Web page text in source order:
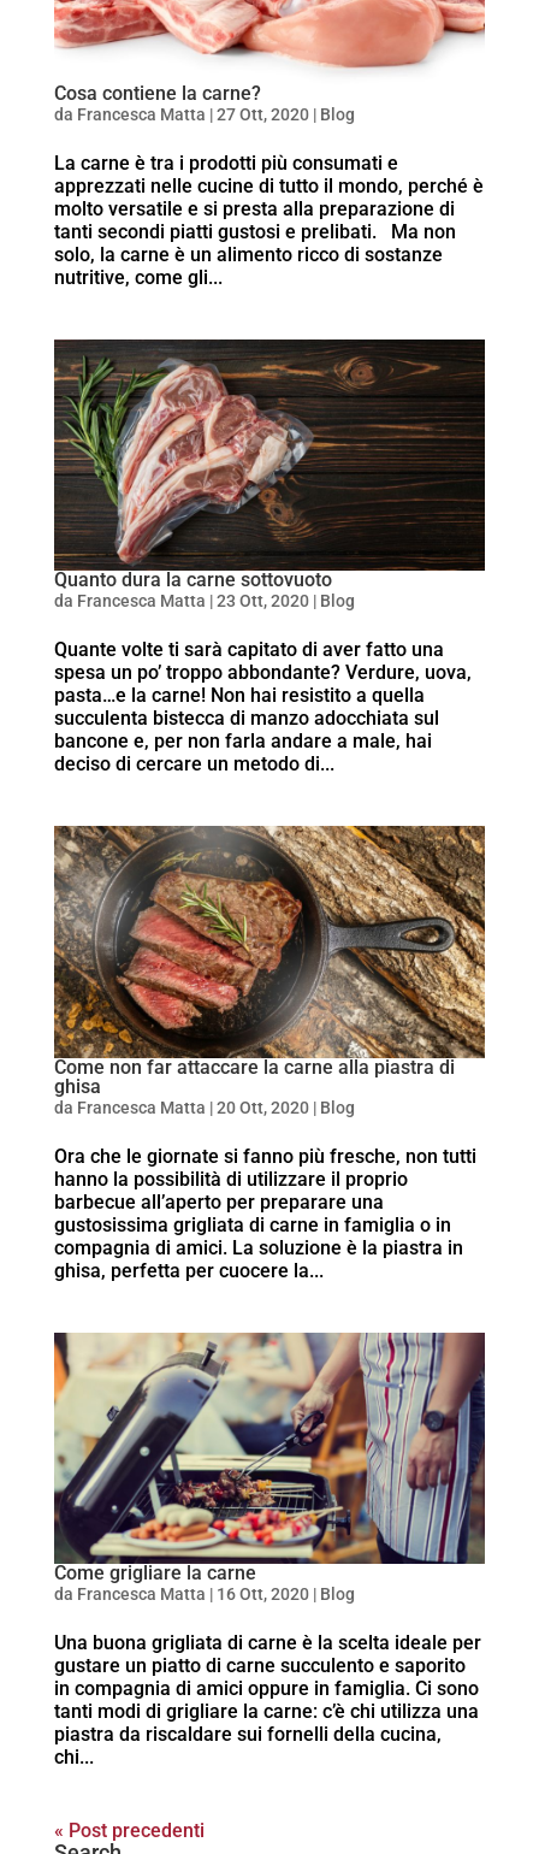
Cosa contiene la carne?
da Francesca Matta |27 Ott, 2020| Blog
La carne è tra i prodotti più consumati e
apprezzati nelle cucine di tutto il mondo, perché è
molto versatile e si presta alla preparazione di
tanti secondi piatti gustosi e prelibati. Ma non
solo, la carne è un alimento ricco di sostanze
nutritive, come gli...
Quanto dura la carne sottovuoto
da Francesca Matta |23 Ott, 2020| Blog
Quante volte ti sarà capitato di aver fatto una
spesa un po’ troppo abbondante? Verdure, uova,
pasta…e la carne! Non hai resistito a quella
succulenta bistecca di manzo adocchiata sul
bancone e, per non farla andare a male, hai
deciso di cercare un metodo di...
Come non far attaccare la carne alla piastra di
ghisa
da Francesca Matta |20 Ott, 2020| Blog
Ora che le giornate si fanno più fresche, non tutti
hanno la possibilità di utilizzare il proprio
barbecue all’aperto per preparare una
gustosissima grigliata di carne in famiglia o in
compagnia di amici. La soluzione è la piastra in
ghisa, perfetta per cuocere la...
Come grigliare la carne
da Francesca Matta | 16 Ott, 2020| Blog
Una buona grigliata di carne è la scelta ideale per
gustare un piatto di carne succulento e saporito
in compagnia di amici oppure in famiglia. Ci sono
tanti modi di grigliare la carne: c’è chi utilizza una
piastra da riscaldare sui fornelli della cucina,
chi...
« Post precedenti